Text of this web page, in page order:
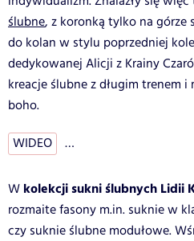
ślubne, z koronką tylko na
do kolan w stylu poprzedniej
dedykowanej Alicji z Krainy
kreacje ślubne z długim trenem
boho.
WIDEO …
W kolekcji sukni ślubnych Lidii
rozmaite fasony m.in. suknie w
czy suknie ślubne modułowe.